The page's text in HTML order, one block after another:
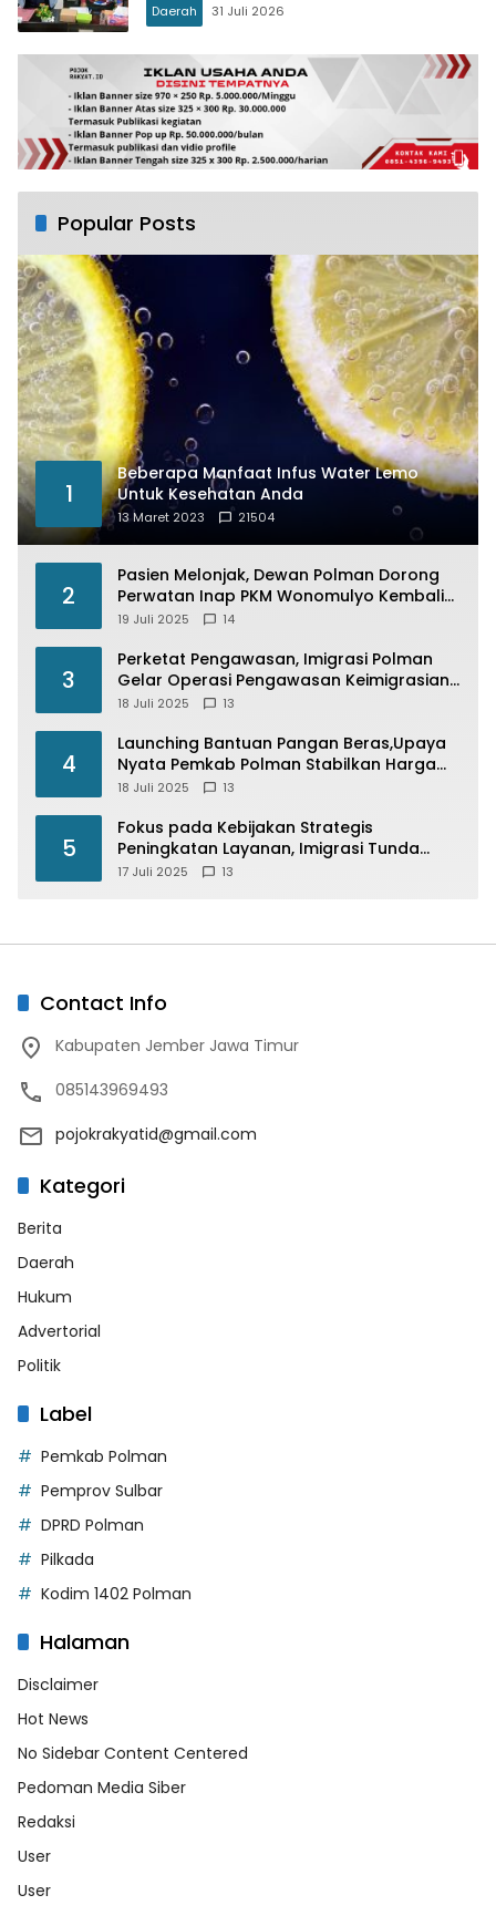
Daerah 31 Juli 2026
Popular Posts
1
Beberapa Manfaat Infus Water Lemo
Untuk Kesehatan Anda
13 Maret 2023 21504
2
Pasien Melonjak, Dewan Polman Dorong
Perwatan Inap PKM Wonomulyo Kembali
di Fungsikan
19 Juli 2025 14
3
Perketat Pengawasan, Imigrasi Polman
Gelar Operasi Pengawasan Keimigrasian
“Wirawaspada” Serentak disemua Daerah
18 Juli 2025 13
4
Launching Bantuan Pangan Beras,Upaya
Nyata Pemkab Polman Stabilkan Harga
Beras
18 Juli 2025 13
5
Fokus pada Kebijakan Strategis
Peningkatan Layanan, Imigrasi Tunda
Paspor Desain Merah Putih
17 Juli 2025 13
Contact Info
Kabupaten Jember Jawa Timur
085143969493
pojokrakyatid@gmail.com
Kategori
Berita
Daerah
Hukum
Advertorial
Politik
Label
Pemkab Polman
Pemprov Sulbar
DPRD Polman
Pilkada
Kodim 1402 Polman
Halaman
Disclaimer
Hot News
No Sidebar Content Centered
Pedoman Media Siber
Redaksi
User
User